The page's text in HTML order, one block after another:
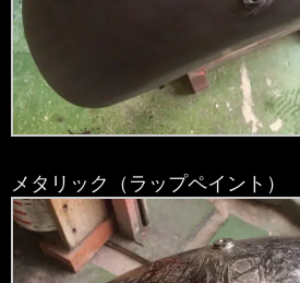
メタリック（ラップペイント）